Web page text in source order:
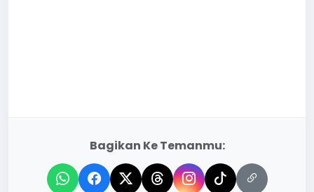
Bagikan Ke Temanmu: